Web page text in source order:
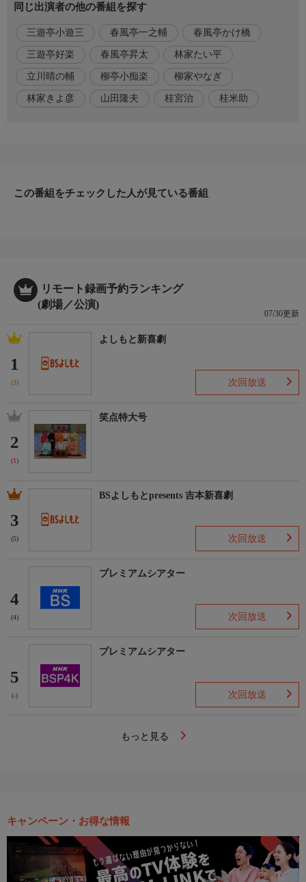
【昭和歌謡大喜利】
司会者：立川晴の輔
回答者：桂米助・三遊亭小遊三・柳亭小痴楽
柳家やなぎ・春風亭かけ橋・林家きよ彦
座布団運び：桂蝶の治
番組内容
す。
同じ出演者の他の番組を探す
三遊亭小遊三 春風亭一之輔 春風亭かけ橋
三遊亭好楽 春風亭昇太 林家たい平
立川晴の輔 柳亭小痴楽 柳家やなぎ
林家きよ彦 山田隆夫 桂宮治 桂米助
この番組をチェックした人が見ている番組
リモート録画予約ランキング
(劇場／公演)
07/30更新
1
(3)
よしもと新喜劇
次回放送
2
(1)
笑点特大号
3
(5)
BSよしもとpresents 吉本新喜劇
次回放送
4
(4)
プレミアムシアター
次回放送
5
(-)
プレミアムシアター
次回放送
もっと見る
キャンペーン・お得な情報